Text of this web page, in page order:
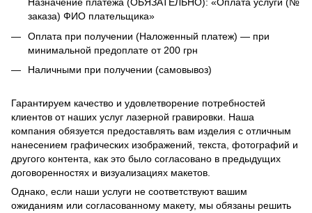
Назначение платежа (ОБЯЗАТЕЛЬНО): «Оплата услуги (№
заказа) ФИО плательщика»
Оплата при получении (Наложенный платеж) — при
минимальной предоплате от 200 грн
Наличными при получении (самовывоз)
Гарантируем качество и удовлетворение потребностей
клиентов от наших услуг лазерной гравировки. Наша
компания обязуется предоставлять вам изделия с отличным
нанесением графических изображений, текста, фотографий и
другого контента, как это было согласовано в предыдущих
договоренностях и визуализациях макетов.
Однако, если наши услуги не соответствуют вашим
ожиданиям или согласованному макету, мы обязаны решить